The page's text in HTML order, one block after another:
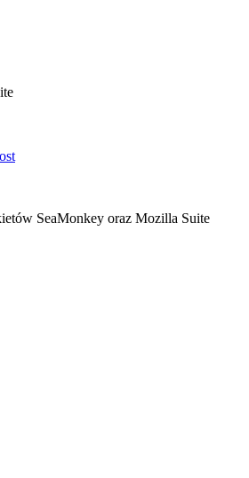
SeaMonkey oraz Mozilla Suite